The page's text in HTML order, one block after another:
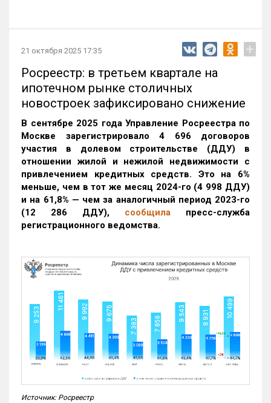
21 октября 2025 17:35 +
Росреестр: в третьем квартале на
ипотечном рынке столичных
новостроек зафиксировано снижение
В сентябре 2025 года Управление Росреестра по
Москве зарегистрировало 4 696 договоров
участия в долевом строительстве (ДДУ) в
отношении жилой и нежилой недвижимости с
привлечением кредитных средств. Это на 6%
меньше, чем в тот же месяц 2024-го (4 998 ДДУ)
и на 61,8% — чем за аналогичный период 2023-го
(12 286 ДДУ), сообщила пресс-служба
регистрационного ведомства.
Источник: Росреестр